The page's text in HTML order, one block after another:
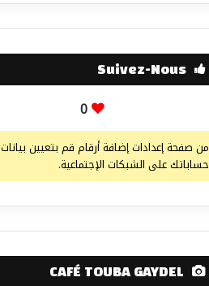
Suivez-Nous
0
من صفحة إعدادات إضافة أرقام قم بتعيين بيانات
حساباتك على الشبكات الإجتماعية.
CAFÉ TOUBA GAYDEL